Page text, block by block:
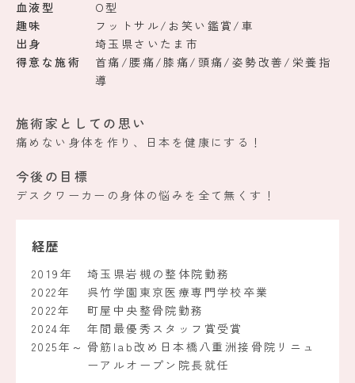
血液型
O型
趣味
フットサル/お笑い鑑賞/車
出身
埼玉県さいたま市
得意な施術
首痛/腰痛/膝痛/頭痛/姿勢改善/栄養指
導
施術家としての思い
痛めない身体を作り、日本を健康にする！
今後の目標
デスクワーカーの身体の悩みを全て無くす！
経歴
2019年
埼玉県岩槻の整体院勤務
2022年
呉竹学園東京医療専門学校卒業
2022年
町屋中央整骨院勤務
2024年
年間最優秀スタッフ賞受賞
2025年～ 骨筋lab改め日本橋八重洲接骨院リニュ
ーアルオープン院長就任